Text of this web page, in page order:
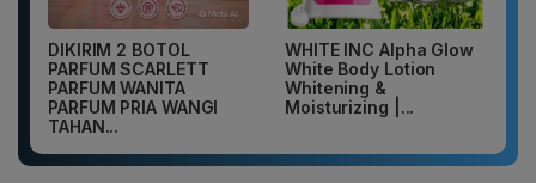
DIKIRIM 2 BOTOL
PARFUM SCARLETT
PARFUM WANITA
PARFUM PRIA WANGI
TAHAN...
WHITE INC Alpha Glow
White Body Lotion
Whitening &
Moisturizing |...